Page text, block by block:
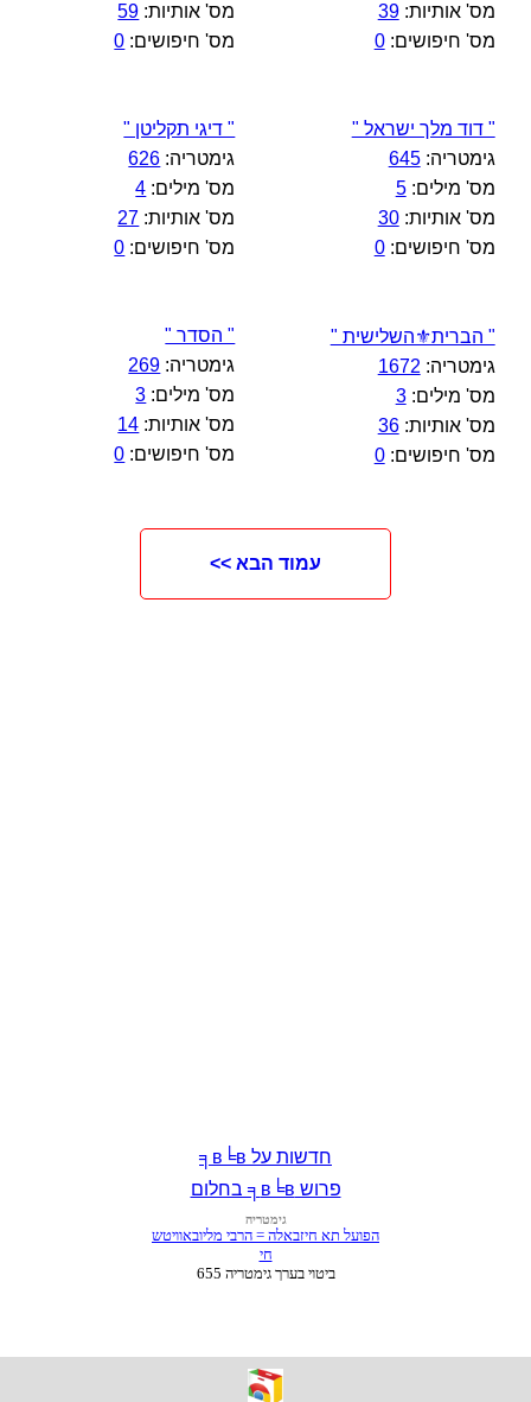
מס' אותיות:39
מס' חיפושים:0
מס' אותיות: 59
מס' חיפושים: 0
" דוד מלך ישראל "
גימטריה:645
מס' מילים:5
מס' אותיות:30
מס' חיפושים:0
" דיגי תקליטן "
גימטריה: 626
מס' מילים: 4
מס' אותיות: 27
מס' חיפושים: 0
" הברית⚜️השלישית "
גימטריה: 1672
מס' מילים:3
מס' אותיות:36
מס' חיפושים:0
" הסדר "
גימטריה: 269
מס' מילים: 3
מס' אותיות: 14
מס' חיפושים: 0
עמוד הבא >>
חדשות על в╘в╕
פרוש в╘в╕ בחלום